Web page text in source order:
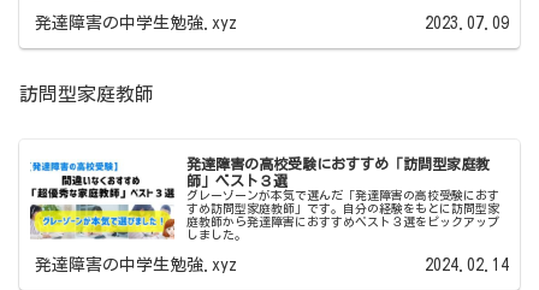
発達障害の中学生勉強.xyz 2023.07.09
訪問型家庭教師
発達障害の高校受験におすすめ「訪問型家庭教
師」ベスト３選
グレーゾーンが本気で選んだ「発達障害の高校受験におす
すめ訪問型家庭教師」です。自分の経験をもとに訪問型家
庭教師から発達障害におすすめベスト３選をピックアップ
しました。
発達障害の中学生勉強.xyz 2024.02.14